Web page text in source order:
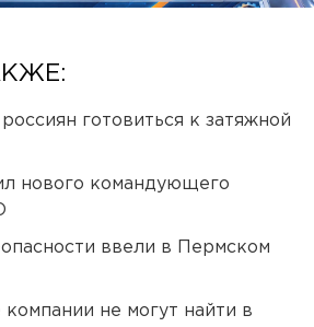
готовиться к затяжной
нового командующего
ввели в Пермском
не могут найти в